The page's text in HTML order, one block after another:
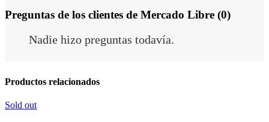
Preguntas de los clientes de Mercado Libre (0)
Nadie hizo preguntas todavía.
Productos relacionados
Sold out